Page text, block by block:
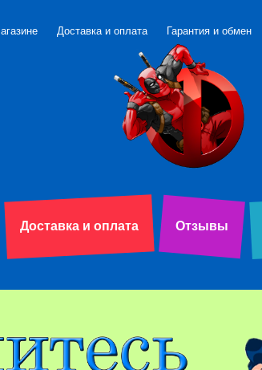
Доставка и оплата Гарантия и обмен
Доставка и оплата Отзывы